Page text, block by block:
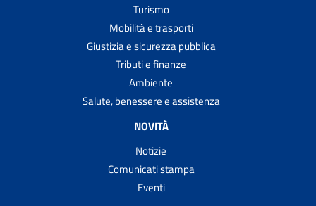
Turismo
Mobilità e trasporti
Giustizia e sicurezza pubblica
Tributi e finanze
Ambiente
Salute, benessere e assistenza
NOVITÀ
Notizie
Comunicati stampa
Eventi